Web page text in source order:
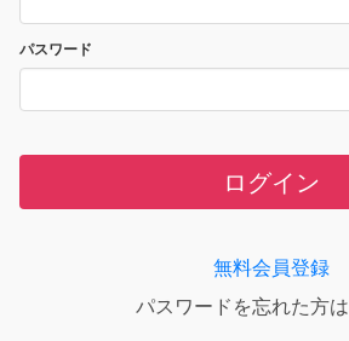
パスワード
ログイン
無料会員登録
パスワードを忘れた方は